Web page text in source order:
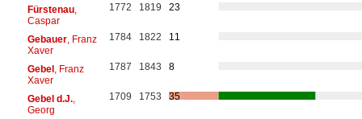
Fürstenau,
Caspar
1772 1819 23
Gebauer, Franz
Xaver
1784 1822 11
Gebel, Franz
Xaver
1787 1843 8
Gebel d.J.,
Georg
1709 1753 35